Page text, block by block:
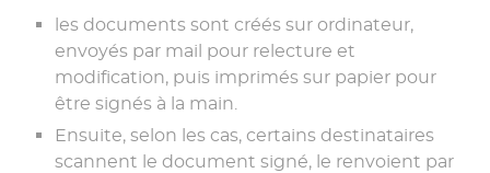
les documents sont créés sur ordinateur,
envoyés par mail pour relecture et
modification, puis imprimés sur papier pour
être signés à la main.
Ensuite, selon les cas, certains destinataires
scannent le document signé, le renvoient par